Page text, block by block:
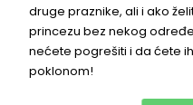
druge praznike, ali i ako
princezu bez nekog
nećete pogrešiti i da ćete
poklonom!